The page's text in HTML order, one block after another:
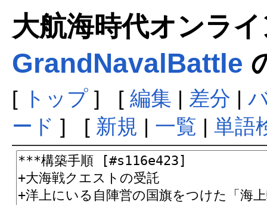
大航海時代オンラ
GrandNavalBattle
[ トップ] [ 編集 | 差分 |
ード ] [ 新規 | 一覧 | 単語